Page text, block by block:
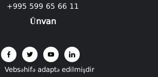
+995 599 65 66 11
Ünvan
Vebsəhifə adaptə edilmişdir